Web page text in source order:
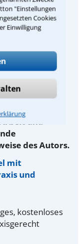
"Einstellungen
Cookies
Einwilligung
Rechtsberater“
Fachverlags
Köln. Als
Sie zusätzlich
für Ihre
und
des Autors.
mit
und
kostenloses